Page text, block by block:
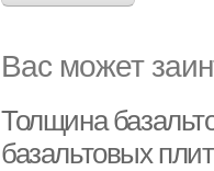
Вас может
Толщина
базальтовых плит